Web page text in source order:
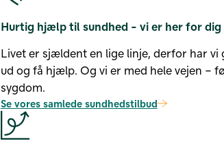
Hurtig hjælp til sundhed - vi er her for dig
Livet er sjældent en lige linje, derfor har
ud og få hjælp. Og vi er med hele vejen –
sygdom.
Se vores samlede sundhedstilbud